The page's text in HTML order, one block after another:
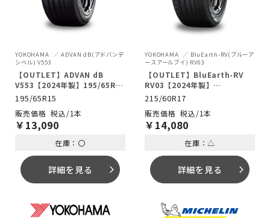
YOKOHAMA
ADVAN dB(アドバンデ
シベル) V553
【OUTLET】ADVAN dB
V553【2024年製】195/65R15
91H
195/65R15
税込/1本
￥ 13,090
在庫：〇
詳細を見る arrow_forward_ios
YOKOHAMA
BluEarth-RV(ブルーア
ースアールブイ) RV03
【OUTLET】BluEarth-RV
RV03【2024年製】
215/60R17 96H
215/60R17
税込/1本
￥ 14,080
在庫：△
詳細を見る arrow_forward_ios